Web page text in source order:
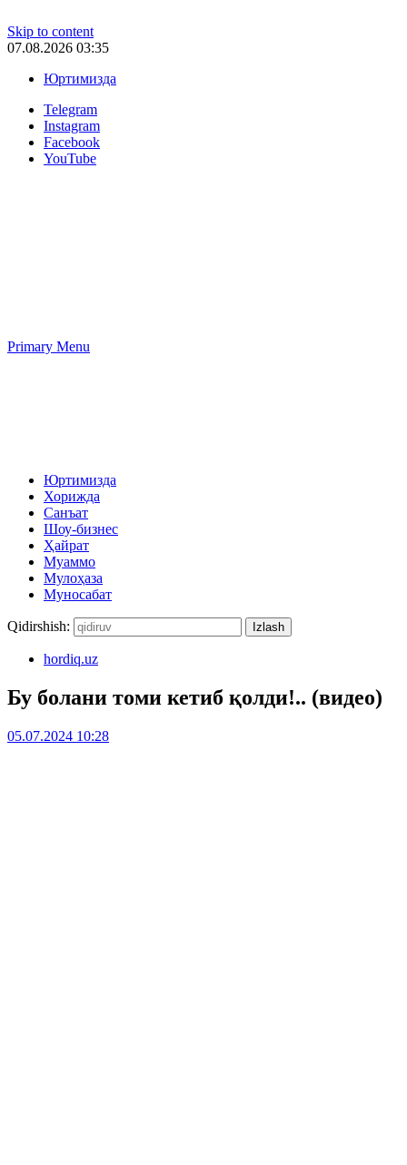
Skip to content
07.08.2026 03:35
Юртимизда
Telegram
Instagram
Facebook
YouTube
Primary Menu
Юртимизда
Хорижда
Санъат
Шоу-бизнес
Ҳайрат
Муаммо
Мулоҳаза
Муносабат
Qidirshish:
hordiq.uz
Бу болани томи кетиб қолди!.. (видео)
05.07.2024 10:28